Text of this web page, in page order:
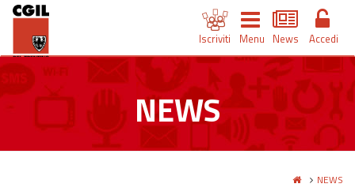
Iscriviti Menu News Accedi
NEWS
NEWS